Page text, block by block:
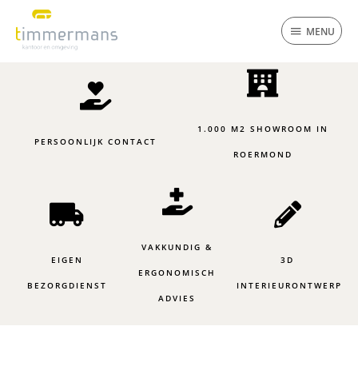
inhoud
MENU
PERSOONLIJK CONTACT
1.000 M2 SHOWROOM IN
ROERMOND
EIGEN
BEZORGDIENST
VAKKUNDIG &
ERGONOMISCH
ADVIES
3D
INTERIEURONTWERP